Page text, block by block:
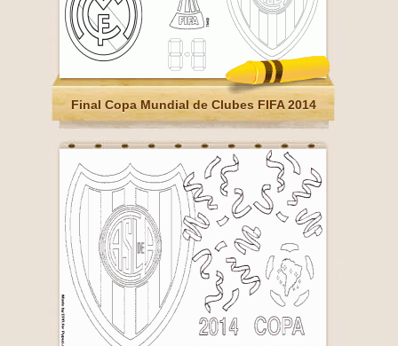
Final Copa Mundial de Clubes FIFA 2014